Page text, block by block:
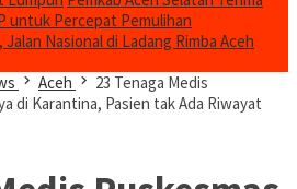
untuk Percepat Pemulihan
Nasional di Ladang Rimba Aceh
Aceh
23 Tenaga Medis
di Karantina, Pasien tak Ada Riwayat